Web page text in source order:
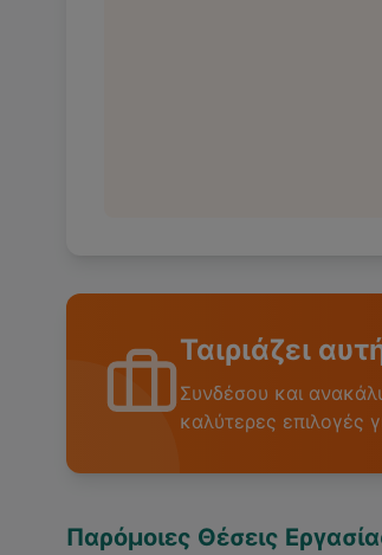
Ταιριάζει
Συνδέσου και
καλύτερες επιλογές
Παρόμοιες Θέσεις